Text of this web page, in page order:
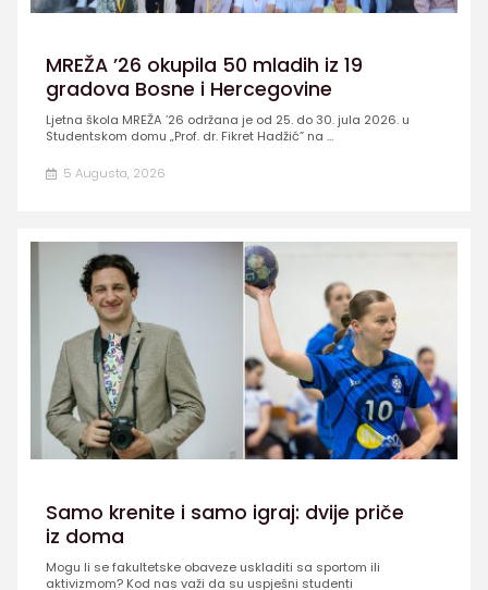
MREŽA ’26 okupila 50 mladih iz 19
gradova Bosne i Hercegovine
Ljetna škola MREŽA ’26 održana je od 25. do 30. jula 2026. u
Studentskom domu „Prof. dr. Fikret Hadžić” na ...
5 Augusta, 2026
Samo krenite i samo igraj: dvije priče
iz doma
Mogu li se fakultetske obaveze uskladiti sa sportom ili
aktivizmom? Kod nas važi da su uspješni studenti